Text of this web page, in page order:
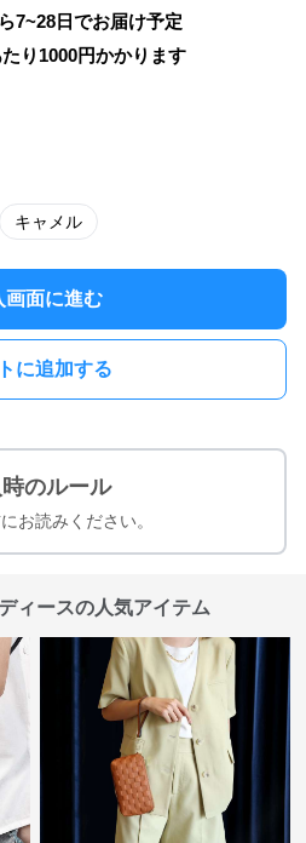
7~28日でお届け予定
り 1000円かかります
キャメル
画面に進む
に追加する
のルール
お読みください。
ィースの人気アイテム